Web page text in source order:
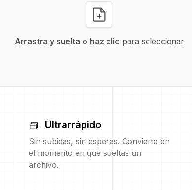
Arrastra y suelta o haz clic para seleccionar
Ultrarrápido
Sin subidas, sin esperas. Convierte en
el momento en que sueltas un
archivo.